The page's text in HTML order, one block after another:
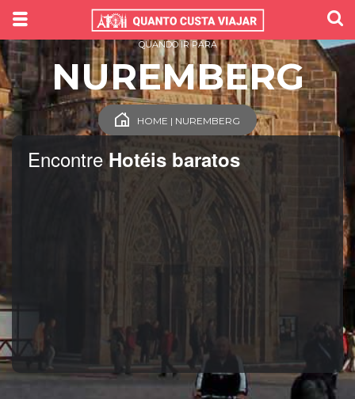
Encontre Hotéis baratos
QUANDO IR PARA
NUREMBERG
HOME | NUREMBERG